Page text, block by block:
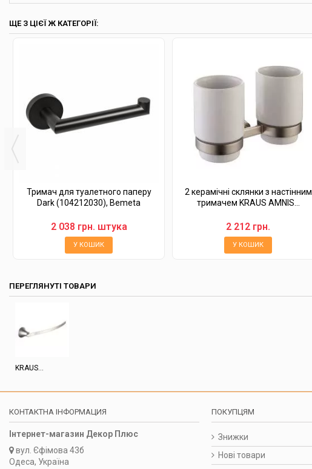
ЩЕ З ЦІЄЇ Ж КАТЕГОРІЇ:
Тримач для туалетного паперу
Dark (104212030), Bemeta
2 038 грн. штука
У КОШИК
2 керамічні склянки з настінним
тримачем KRAUS AMNIS...
2 212 грн.
У КОШИК
ПЕРЕГЛЯНУТІ ТОВАРИ
KRAUS...
КОНТАКТНА ІНФОРМАЦИЯ
Інтернет-магазин Декор Плюс
вул. Єфімова 43б
Одеса, Україна
ПОКУПЦЯМ
Знижки
Нові товари